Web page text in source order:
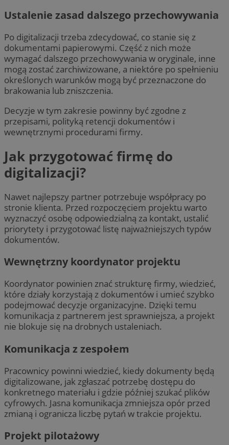
Ustalenie zasad dalszego przechowywania
Po digitalizacji trzeba zdecydować, co stanie się z
dokumentami papierowymi. Część z nich może
wymagać dalszego przechowywania w oryginale, inne
mogą zostać zarchiwizowane, a niektóre po spełnieniu
określonych warunków mogą być przeznaczone do
brakowania lub zniszczenia.
Decyzje w tym zakresie powinny być zgodne z
przepisami, polityką retencji dokumentów i
wewnętrznymi procedurami firmy.
Jak przygotować firmę do
digitalizacji?
Nawet najlepszy partner potrzebuje współpracy po
stronie klienta. Przed rozpoczęciem projektu warto
wyznaczyć osobę odpowiedzialną za kontakt, ustalić
priorytety i przygotować listę najważniejszych typów
dokumentów.
Wewnętrzny koordynator projektu
Koordynator powinien znać strukturę firmy, wiedzieć,
które działy korzystają z dokumentów i umieć szybko
podejmować decyzje organizacyjne. Dzięki temu
komunikacja z partnerem jest sprawniejsza, a projekt
nie blokuje się na drobnych ustaleniach.
Komunikacja z zespołem
Pracownicy powinni wiedzieć, kiedy dokumenty będą
digitalizowane, jak zgłaszać potrzebę dostępu do
konkretnego materiału i gdzie później szukać plików
cyfrowych. Jasna komunikacja zmniejsza opór przed
zmianą i ogranicza liczbę pytań w trakcie projektu.
Projekt pilotażowy